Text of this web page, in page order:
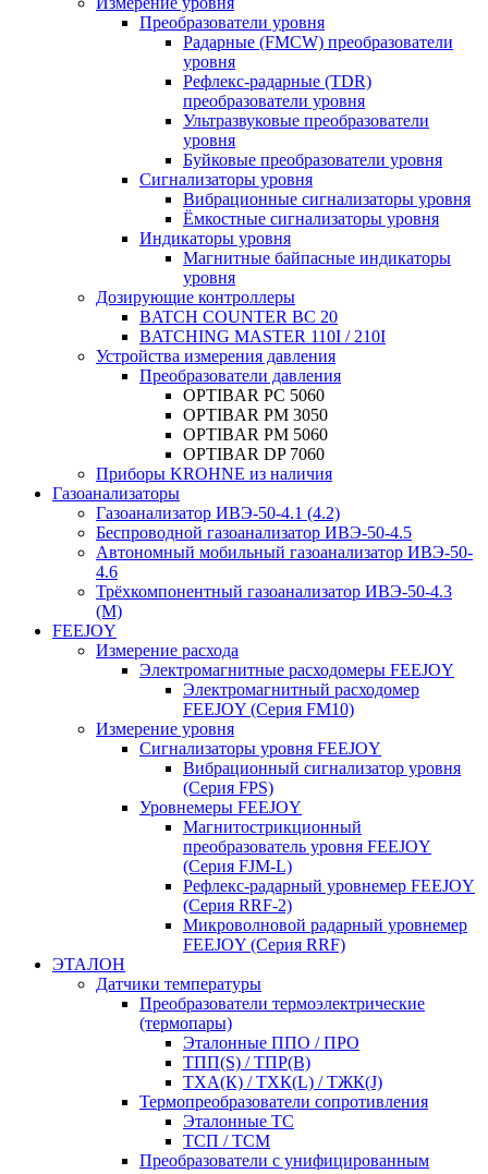
Преобразователи уровня
Радарные (FMCW) преобразователи
уровня
Рефлекс-радарные (TDR)
преобразователи уровня
Ультразвуковые преобразователи
уровня
Буйковые преобразователи уровня
Сигнализаторы уровня
Вибрационные сигнализаторы уровня
Ёмкостные сигнализаторы уровня
Индикаторы уровня
Магнитные байпасные индикаторы
уровня
Дозирующие контроллеры
BATCH COUNTER BC 20
BATCHING MASTER 110I / 210I
Устройства измерения давления
Преобразователи давления
OPTIBAR PC 5060
OPTIBAR PM 3050
OPTIBAR PM 5060
OPTIBAR DP 7060
Приборы KROHNE из наличия
Газоанализаторы
Газоанализатор ИВЭ-50-4.1 (4.2)
Беспроводной газоанализатор ИВЭ-50-4.5
Автономный мобильный газоанализатор ИВЭ-50-
4.6
Трёхкомпонентный газоанализатор ИВЭ-50-4.3
(М)
FEEJOY
Измерение расхода
Электромагнитные расходомеры FEEJOY
Электромагнитный расходомер
FEEJOY (Серия FM10)
Измерение уровня
Сигнализаторы уровня FEEJOY
Вибрационный сигнализатор уровня
(Серия FPS)
Уровнемеры FEEJOY
Магнитострикционный
преобразователь уровня FEEJOY
(Серия FJM-L)
Рефлекс-радарный уровнемер FEEJOY
(Серия RRF-2)
Микроволновой радарный уровнемер
FEEJOY (Серия RRF)
ЭТАЛОН
Датчики температуры
Преобразователи термоэлектрические
(термопары)
Эталонные ППО / ПРО
ТПП(S) / ТПР(В)
ТХА(К) / ТХК(L) / ТЖК(J)
Термопреобразователи сопротивления
Эталонные ТС
ТСП / ТСМ
Преобразователи с унифицированным